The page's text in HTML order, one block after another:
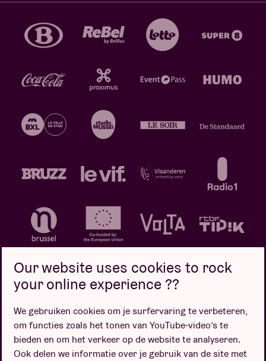
Privacybeleid Cookiebeleid
Verkoopsvoorwaarden
Design door
Our website uses cookies to rock
your online experience ??
We gebruiken cookies om je surfervaring te verbeteren,
om functies zoals het tonen van YouTube-video’s te
bieden en om het verkeer op de website te analyseren.
Ook delen we informatie over je gebruik van de site met